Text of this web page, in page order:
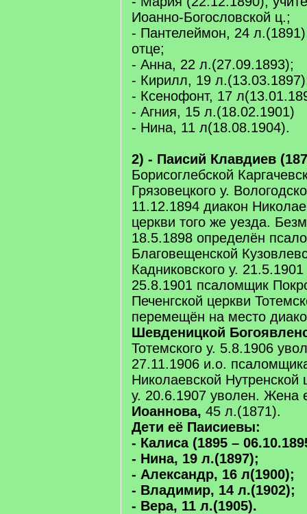
Иоанно-Богословской ц.;
- Пантелеймон, 24
отце;
- Анна, 22 л.(27.09.1893);
- Кирилл, 19
- Ксенофонт, 17
- Агния, 15 л.(18.02.1901)
- Нина, 11 л(18.08.1904).
2) - Паисий Клавдиев
Борисоглебской
Грязовецкого у.
11.12.1894 диакон
церкви того же уезда.
18.5.1898 определён
Благовещенской
Кадниковского у.
25.8.1901 псаломщик
Печенгской церкви
перемещён на место
Шевденицкой
Тотемского у. 5.8.1906
27.11.1906 и.о.
Николаевской Нутренской
у. 20.6.1907 уволен. Жена
Иоаннова, 45 л.(1871).
Дети её Паисиевы:
- Калиса (1895 –
- Нина, 19 л.(1897);
- Александр, 16 л(1900);
- Владимир, 14 л.(1902);
- Вера, 11 л.(1905).